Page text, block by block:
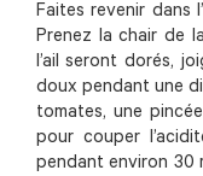
Faites revenir dans
Prenez la chair de
l’ail seront dorés,
doux pendant une
tomates, une
pour couper
pendant environ 30